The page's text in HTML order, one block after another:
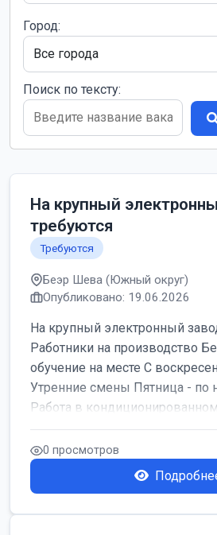
Город:
Поиск по тексту:
На крупный
требуются
Требуются
Беэр Шева (Южный округ)
Опубликовано: 19.06.2026
На крупный электронный
Работники на производство
обучение на месте С
Утренние смены Пятница - по
Работа в
0 просмотров